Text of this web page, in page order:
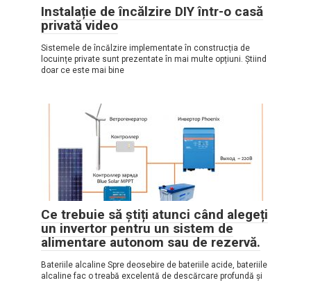
Instalație de încălzire DIY într-o casă
privată video
Sistemele de încălzire implementate în construcția de
locuințe private sunt prezentate în mai multe opțiuni. Știind
doar ce este mai bine
Ce trebuie să știți atunci când alegeți
un invertor pentru un sistem de
alimentare autonom sau de rezervă.
Bateriile alcaline Spre deosebire de bateriile acide, bateriile
alcaline fac o treabă excelentă de descărcare profundă și